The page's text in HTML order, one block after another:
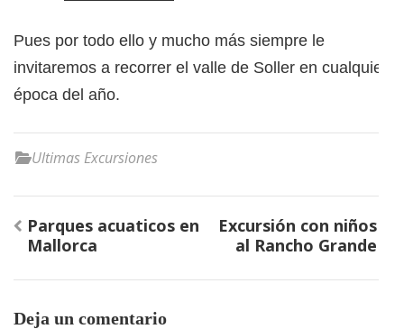
Pues por todo ello y mucho más siempre le
invitaremos a recorrer el valle de Soller en cualquier
época del año.
Ultimas Excursiones
Navegación
de
Parques acuaticos en
Mallorca
Excursión con niños
al Rancho Grande
Deja un comentario